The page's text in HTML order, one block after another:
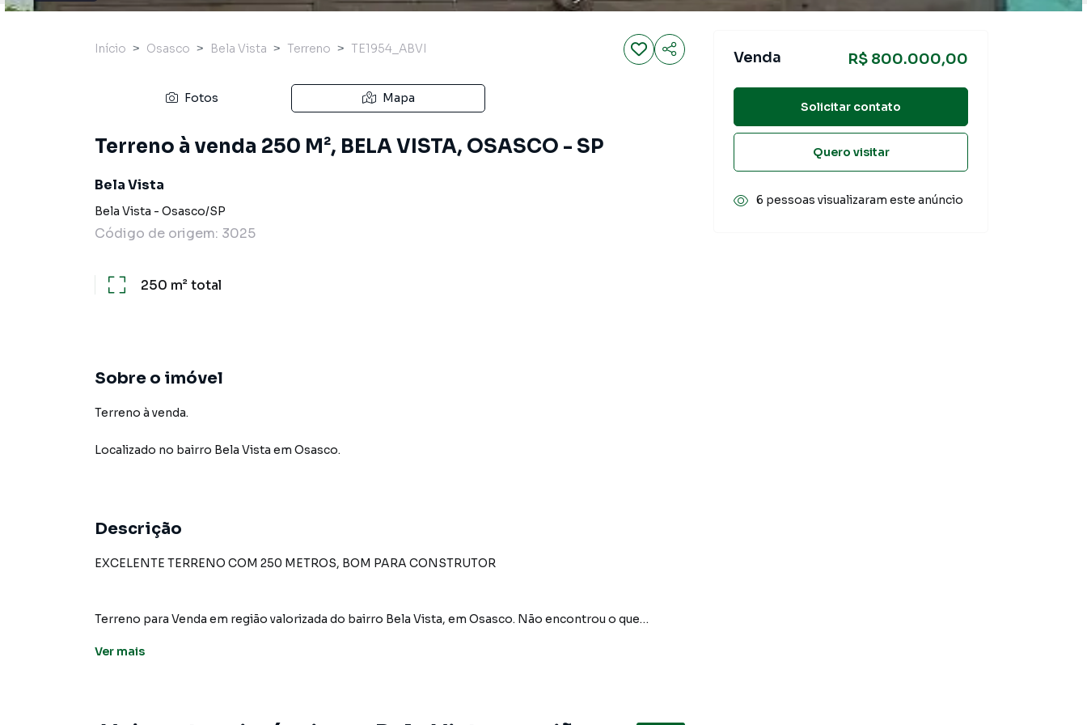
Início Osasco Bela Vista Terreno TE1954_ABVI
Fotos Mapa
Terreno à venda 250 M², BELA VISTA, OSASCO - SP
Bela Vista
Bela Vista - Osasco/SP
Código de origem: 3025
250 m²total
Sobre o imóvel
Terreno à venda.
Localizado no bairro Bela Vista em Osasco.
Descrição
EXCELENTE TERRENO COM 250 METROS, BOM PARA CONSTRUTOR
Terreno para Venda em região valorizada do bairro Bela Vista, em Osasco. Não encontrou o que
equipe pelo telefone (11) 3681-9000.
Ver mais
Venda R$ 800.000,00
Solicitar contato
Quero visitar
6 pessoas visualizaram este anúncio